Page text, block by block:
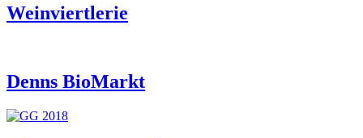
Weinviertlerie
Denns BioMarkt